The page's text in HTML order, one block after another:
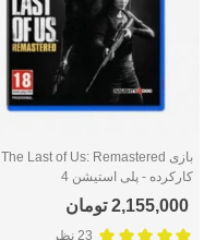
بازی The Last of Us: Remastered
کارکرده - پلی استیشن 4
2,155,000 تومان
23 نظر